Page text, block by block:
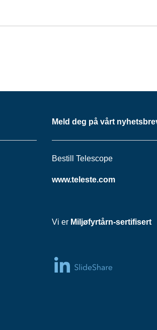
Meld deg på vårt
Bestill Telescope
www.teleste.com
Vi er Miljøfyrtårn-sertifisert